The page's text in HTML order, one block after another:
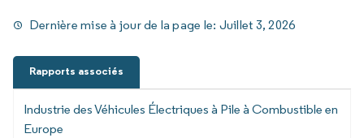
Dernière mise à jour de la page le: Juillet 3, 2026
Rapports associés
Industrie des Véhicules Électriques à Pile à Combustible en
Europe